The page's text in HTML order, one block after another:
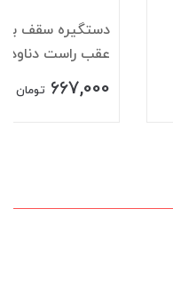
دستگيره سقف
عقب راست
667,000 تومان